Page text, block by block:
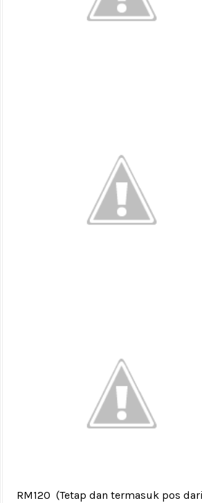
RM120 (Tetap dan termasuk pos dari